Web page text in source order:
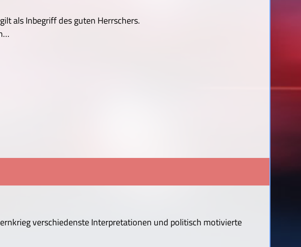
gilt als Inbegriff des guten Herrschers.
verschiedenste Interpretationen und politisch motivierte